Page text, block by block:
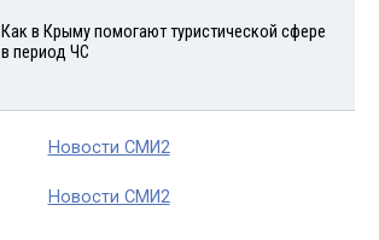
Как в Крыму помогают туристической сфере
в период ЧС
Новости СМИ2
Новости СМИ2